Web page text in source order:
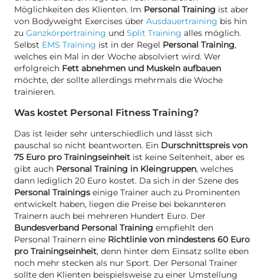
Möglichkeiten des Klienten. Im Personal Training ist aber
von Bodyweight Exercises über Ausdauertraining bis hin
zu Ganzkörpertraining und Split Training alles möglich.
Selbst EMS Training ist in der Regel Personal Training,
welches ein Mal in der Woche absolviert wird. Wer
erfolgreich Fett abnehmen und Muskeln aufbauen
möchte, der sollte allerdings mehrmals die Woche
trainieren.
Was kostet Personal Fitness Training?
Das ist leider sehr unterschiedlich und lässt sich
pauschal so nicht beantworten. Ein Durschnittspreis von
75 Euro pro Trainingseinheit ist keine Seltenheit, aber es
gibt auch Personal Training in Kleingruppen, welches
dann lediglich 20 Euro kostet. Da sich in der Szene des
Personal Trainings einige Trainer auch zu Prominenten
entwickelt haben, liegen die Preise bei bekannteren
Trainern auch bei mehreren Hundert Euro. Der
Bundesverband Personal Training empfiehlt den
Personal Trainern eine Richtlinie von mindestens 60 Euro
pro Trainingseinheit, denn hinter dem Einsatz sollte eben
noch mehr stecken als nur Sport. Der Personal Trainer
sollte den Klienten beispielsweise zu einer Umstellung